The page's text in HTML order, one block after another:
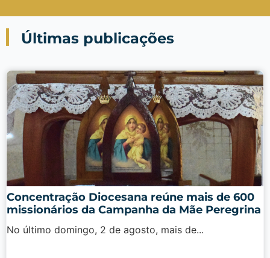
Últimas publicações
Concentração Diocesana reúne mais de 600
missionários da Campanha da Mãe Peregrina
No último domingo, 2 de agosto, mais de...